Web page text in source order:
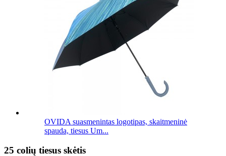
OVIDA suasmenintas logotipas, skaitmeninė
spauda, ​​tiesus Um...
25 colių tiesus skėtis